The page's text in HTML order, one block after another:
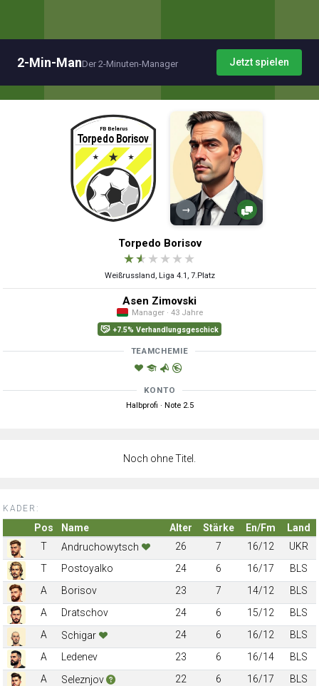
2-Min-ManDer 2-Minuten-Manager Jetzt spielen
→
Torpedo Borisov
★★ ★ ★ ★ ★
Weißrussland, Liga 4.1, 7.Platz
Asen Zimovski
Manager · 43 Jahre
+7.5% Verhandlungsgeschick
TEAMCHEMIE
KONTO
Halbprofi · Note 2.5
Noch ohne Titel.
KADER:
Pos Name Alter Stärke En/Fm
Land
T
Andruchowytsch 26 7 16/12
UKR
T
Postoyalko 24 6 16/17
BLS
A
Borisov 23 7 14/12
BLS
A
Dratschov 24 6 15/12
BLS
A
Schigar 24 6 16/12
BLS
A
Ledenev 23 6 16/14
BLS
A
Seleznjov 22 6 16/17
BLS